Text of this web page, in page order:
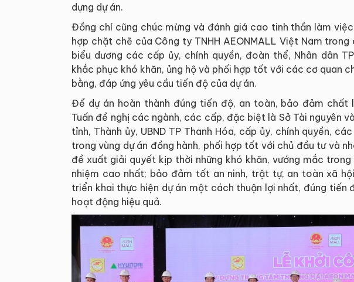
dựng dự án.
Đồng chí cũng chúc mừng và đánh giá cao tinh thần làm
hợp chặt chẽ của Công ty TNHH AEONMALL Việt Nam
biểu dương các cấp ủy, chính quyền, đoàn thể, Nhân dân
khắc phục khó khăn, ủng hộ và phối hợp tốt với các cơ quan
bằng, đáp ứng yêu cầu tiến độ của dự án.
Để dự án hoàn thành đúng tiến độ, an toàn, bảo đảm chất
Tuấn đề nghị các ngành, các cấp, đặc biệt là Sở Tài nguyên
tỉnh, Thành ủy, UBND TP Thanh Hóa, cấp ủy, chính quyền,
trong vùng dự án đồng hành, phối hợp tốt với chủ đầu tư và
đề xuất giải quyết kịp thời những khó khăn, vướng mắc
nhiệm cao nhất; bảo đảm tốt an ninh, trật tự, an toàn xã
triển khai thực hiện dự án một cách thuận lợi nhất, đúng tiến
hoạt động hiệu quả.